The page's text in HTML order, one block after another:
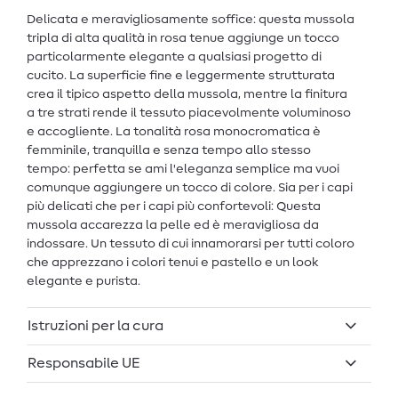
Delicata e meravigliosamente soffice: questa mussola
tripla di alta qualità in rosa tenue aggiunge un tocco
particolarmente elegante a qualsiasi progetto di
cucito. La superficie fine e leggermente strutturata
crea il tipico aspetto della mussola, mentre la finitura
a tre strati rende il tessuto piacevolmente voluminoso
e accogliente. La tonalità rosa monocromatica è
femminile, tranquilla e senza tempo allo stesso
tempo: perfetta se ami l'eleganza semplice ma vuoi
comunque aggiungere un tocco di colore. Sia per i capi
più delicati che per i capi più confortevoli: Questa
mussola accarezza la pelle ed è meravigliosa da
indossare. Un tessuto di cui innamorarsi per tutti coloro
che apprezzano i colori tenui e pastello e un look
elegante e purista.
Istruzioni per la cura
Responsabile UE